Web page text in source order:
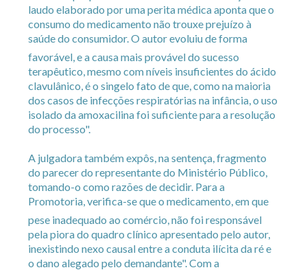
laudo elaborado por uma perita médica aponta que o
consumo do medicamento não trouxe prejuízo à
saúde do consumidor. O autor evoluiu de forma
favorável, e a causa mais provável do sucesso
terapêutico, mesmo com níveis insuficientes do ácido
clavulânico, é o singelo fato de que, como na maioria
dos casos de infecções respiratórias na infância, o uso
isolado da amoxacilina foi suficiente para a resolução
do processo".
A julgadora também expôs, na sentença, fragmento
do parecer do representante do Ministério Público,
tomando-o como razões de decidir. Para a
Promotoria, verifica-se que o medicamento, em que
pese inadequado ao comércio, não foi responsável
pela piora do quadro clínico apresentado pelo autor,
inexistindo nexo causal entre a conduta ilícita da ré e
o dano alegado pelo demandante". Com a